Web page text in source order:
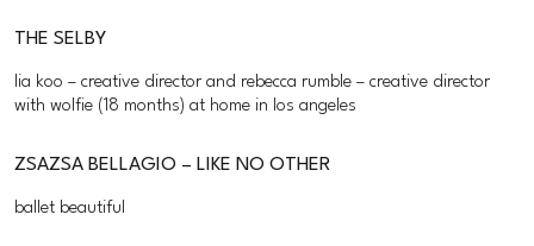
THE SELBY
lia koo – creative director and rebecca rumble – creative director
with wolfie (18 months) at home in los angeles
ZSAZSA BELLAGIO – LIKE NO OTHER
ballet beautiful